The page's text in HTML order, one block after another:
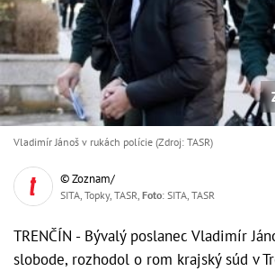
Vladimír Jánoš v rukách polície (Zdroj: TASR)
© Zoznam/
SITA, Topky, TASR, Foto: SITA, TASR
TRENČÍN - Bývalý poslanec Vladimír
slobode, rozhodol o rom krajský súd v